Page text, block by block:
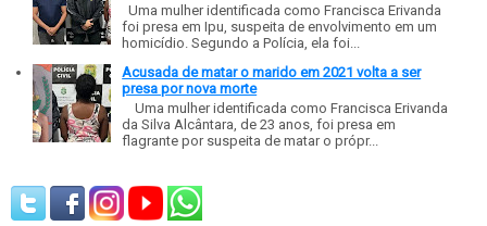
Uma mulher identificada como Francisca Erivanda
foi presa em Ipu, suspeita de envolvimento em um
homicídio. Segundo a Polícia, ela foi...
Acusada de matar o marido em 2021 volta a ser
presa por nova morte
Uma mulher identificada como Francisca Erivanda
da Silva Alcântara, de 23 anos, foi presa em
flagrante por suspeita de matar o própr...